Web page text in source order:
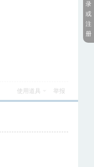
使用道具 举报
录
或
注
册